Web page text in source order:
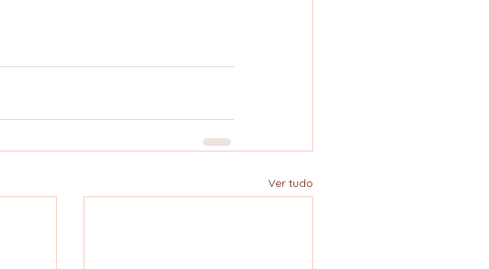
Ver tudo